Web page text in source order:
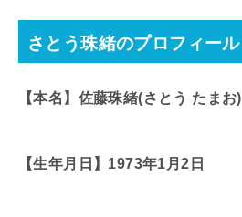
さとう珠緒のプロフィール
【本名】佐藤珠緒(さとう たまお)
【生年月日】1973年1月2日